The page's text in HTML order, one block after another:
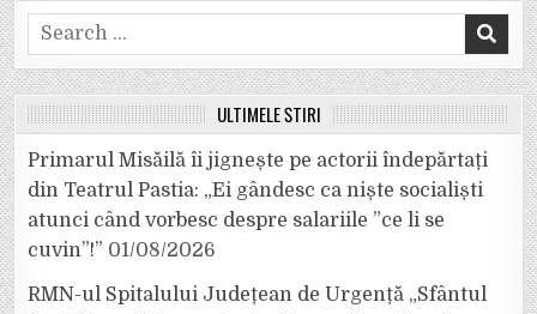
Search
for:
ULTIMELE ȘTIRI
Primarul Misăilă îi jignește pe actorii îndepărtați
din Teatrul Pastia: „Ei gândesc ca niște socialiști
atunci când vorbesc despre salariile ”ce li se
cuvin”!” 01/08/2026
RMN-ul Spitalului Județean de Urgență „Sfântul